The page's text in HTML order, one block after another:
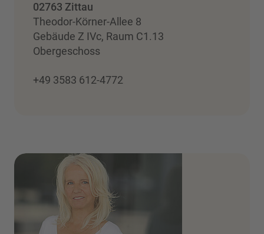
02763 Zittau
Theodor-Körner-Allee 8
Gebäude Z IVc, Raum C1.13
Obergeschoss
+49 3583 612-4772